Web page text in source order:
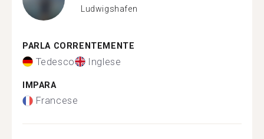
Ludwigshafen
PARLA CORRENTEMENTE
Tedesco Inglese
IMPARA
Francese